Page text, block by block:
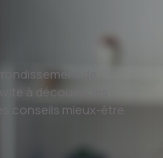
de
à découvrir les
conseils mieux-être